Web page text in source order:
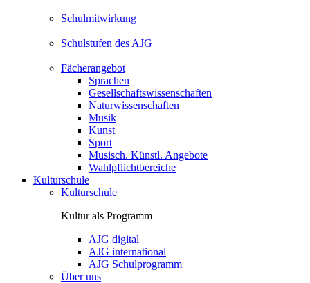
Schulmitwirkung
Schulstufen des AJG
Fächerangebot
Sprachen
Gesellschaftswissenschaften
Naturwissenschaften
Musik
Kunst
Sport
Musisch. Künstl. Angebote
Wahlpflichtbereiche
Kulturschule
Kulturschule
Kultur als Programm
AJG digital
AJG international
AJG Schulprogramm
Über uns